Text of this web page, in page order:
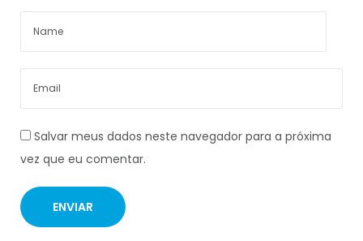
Salvar meus dados neste navegador para a próxima
vez que eu comentar.